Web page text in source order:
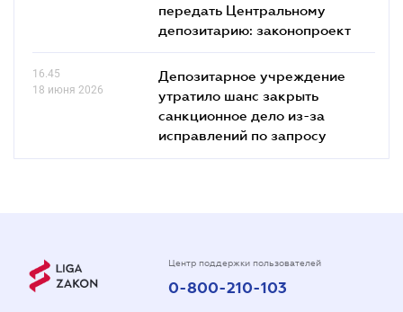
передать Центральному
депозитарию: законопроект
16.45
18 июня 2026
Депозитарное учреждение
утратило шанс закрыть
санкционное дело из-за
исправлений по запросу
Центр поддержки пользователей
0-800-210-103